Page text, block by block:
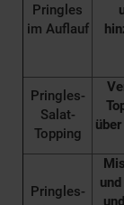
Pringles
im Auflauf
Pringles-
Salat-
Topping
Pringles-